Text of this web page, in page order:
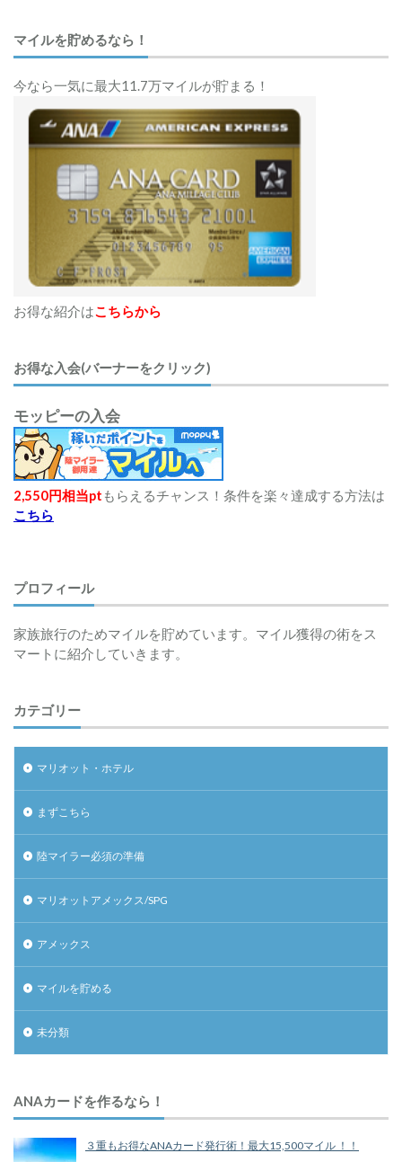
マイルを貯めるなら！
今なら一気に最大11.7万マイルが貯まる！
お得な紹介はこちらから
お得な入会(バーナーをクリック)
モッピーの入会
2,550円相当pt もらえるチャンス！条件を楽々達成する方法は
こちら
プロフィール
家族旅行のためマイルを貯めています。マイル獲得の術をス
マートに紹介していきます。
カテゴリー
マリオット・ホテル
まずこちら
陸マイラー必須の準備
マリオットアメックス/SPG
アメックス
マイルを貯める
未分類
ANAカードを作るなら！
３重もお得なANAカード発行術！最大15,500マイル ！！